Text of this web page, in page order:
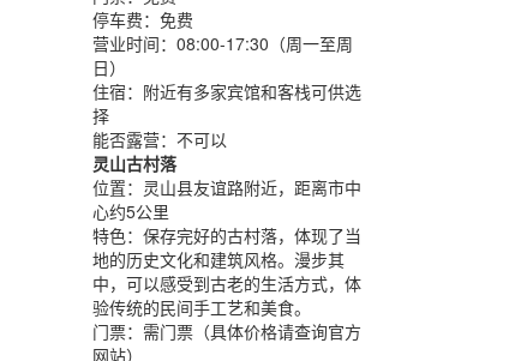
停车费： 免费
营业时间： 08:00-17:30（周一至周
日）
住宿： 附近有多家宾馆和客栈可供选
择
能否露营： 不可以
灵山古村落
位置： 灵山县友谊路附近，距离市中
心约5公里
特色： 保存完好的古村落，体现了当
地的历史文化和建筑风格。漫步其
中，可以感受到古老的生活方式，体
验传统的民间手工艺和美食。
门票： 需门票（具体价格请查询官方
网站）